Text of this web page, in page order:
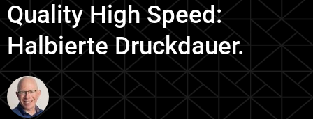
Quality High Speed:
Halbierte Druckdauer.